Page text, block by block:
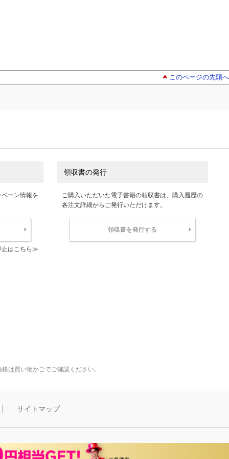
このページの先頭へ
ーン情報を
はこちら
領収書の発行
ご購入いただいた電子書籍の領収書は、購入履歴の
各注文詳細からご発行いただけます。
領収書を発行する
は買い物かごでご確認ください。
サイトマップ